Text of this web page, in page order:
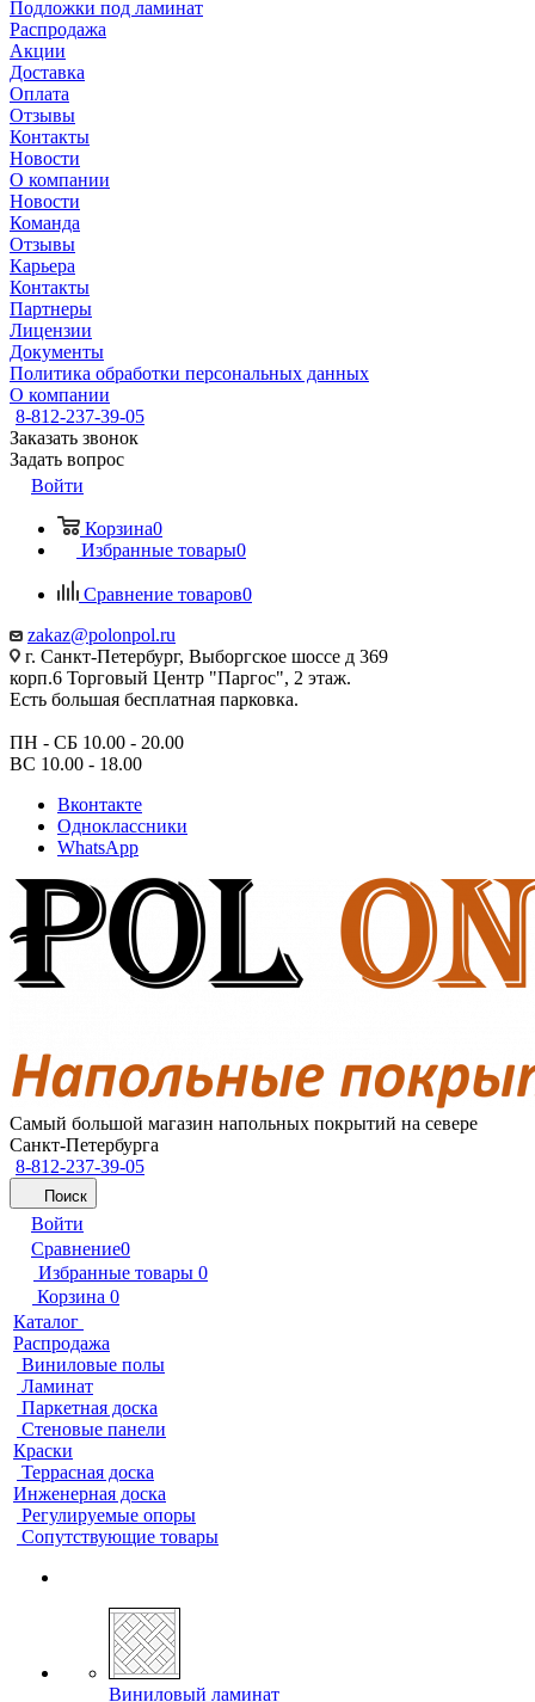
Подложки под ламинат
Распродажа
Акции
Доставка
Оплата
Отзывы
Контакты
Новости
О компании
Новости
Команда
Отзывы
Карьера
Контакты
Партнеры
Лицензии
Документы
Политика обработки персональных данных
О компании
8-812-237-39-05
Заказать звонок
Задать вопрос
Войти
Корзина0
Избранные товары0
Сравнение товаров0
zakaz@polonpol.ru
г. Санкт-Петербург, Выборгское шоссе д 369
корп.6 Торговый Центр "Паргос", 2 этаж.
Есть большая бесплатная парковка.
ПН - СБ 10.00 - 20.00
ВС 10.00 - 18.00
Вконтакте
Одноклассники
WhatsApp
Самый большой магазин напольных покрытий на севере
Санкт-Петербурга
8-812-237-39-05
Поиск
Войти
Сравнение0
Избранные товары 0
Корзина 0
Каталог
Распродажа
Виниловые полы
Ламинат
Паркетная доска
Стеновые панели
Краски
Террасная доска
Инженерная доска
Регулируемые опоры
Сопутствующие товары
Виниловый ламинат